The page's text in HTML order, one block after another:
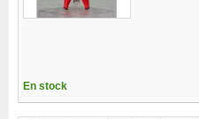
En stock